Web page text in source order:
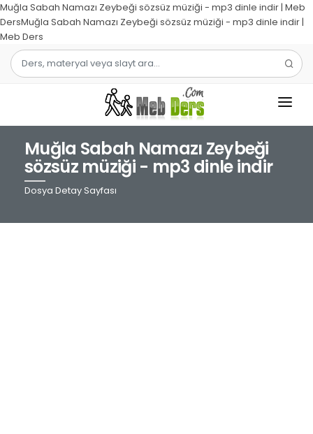
Muğla Sabah Namazı Zeybeği sözsüz müziği - mp3 dinle indir | Meb
DersMuğla Sabah Namazı Zeybeği sözsüz müziği - mp3 dinle indir |
Meb Ders
1.SINIF
2.SINIF
Muğla Sabah Namazı Zeybeği
sözsüz müziği - mp3 dinle indir
Dosya Detay Sayfası